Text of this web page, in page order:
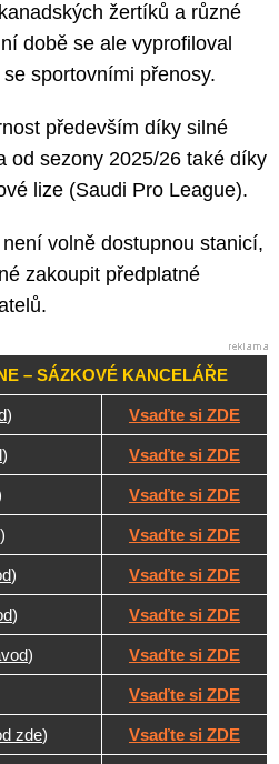
žertíků a různé
době se ale vyprofiloval
sportovními přenosy.
především díky silné
od sezony 2025/26 také díky
lize (Saudi Pro League).
volně dostupnou stanicí,
zakoupit předplatné
–⁠⁠⁠⁠⁠⁠⁠⁠⁠⁠⁠⁠⁠⁠⁠⁠ SÁZKOVÉ KANCELÁŘE
) Vsaďte si ZDE
) Vsaďte si ZDE
Vsaďte si ZDE
) Vsaďte si ZDE
) Vsaďte si ZDE
) Vsaďte si ZDE
) Vsaďte si ZDE
Vsaďte si ZDE
zde) Vsaďte si ZDE